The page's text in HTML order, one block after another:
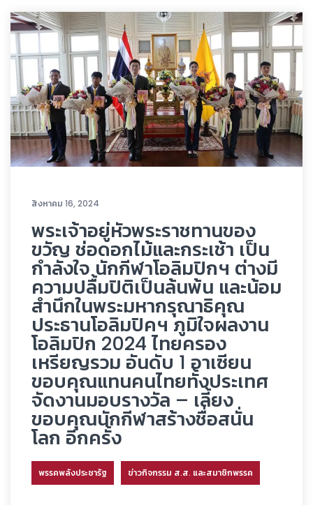
สิงหาคม 16, 2024
พระเจ้าอยู่หัวพระราชทานของ
ขวัญ ช่อดอกไม้และกระเช้า เป็น
กำลังใจ นักกีฬาโอลิมปิกฯ ต่างมี
ความปลื้มปิติเป็นล้นพ้น และน้อม
สำนึกในพระมหากรุณาธิคุณ
ประธานโอลิมปิคฯ ภูมิใจผลงาน
โอลิมปิก 2024 ไทยครอง
เหรียญรวม อันดับ 1 อาเซียน
ขอบคุณแทนคนไทยทั้งประเทศ
จัดงานมอบรางวัล – เลี้ยง
ขอบคุณนักกีฬาสร้างชื่อสนั่น
โลก อีกครั้ง
พรรคพลังประชารัฐ ข่าวกิจกรรม ส.ส. และสมาชิกพรรค